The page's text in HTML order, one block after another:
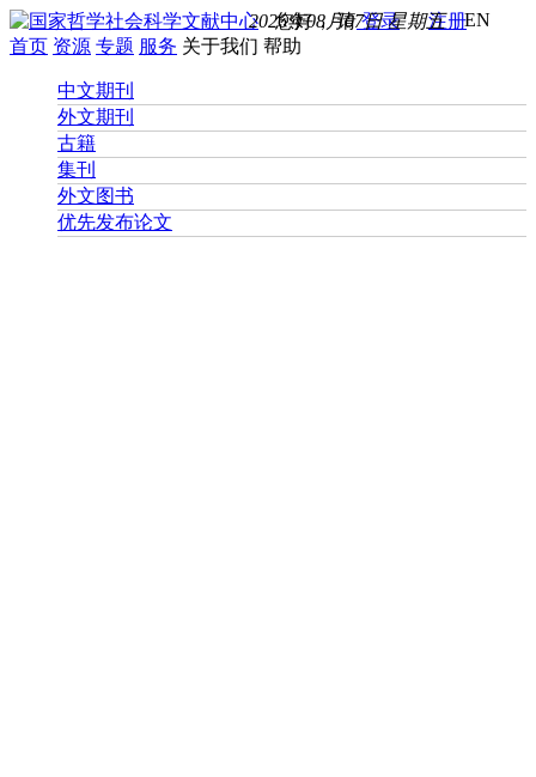
您好， 请登录 注册EN
2026年08月07日 星期五
首页 资源 专题 服务 关于我们 帮助
中文期刊
外文期刊
古籍
集刊
外文图书
优先发布论文